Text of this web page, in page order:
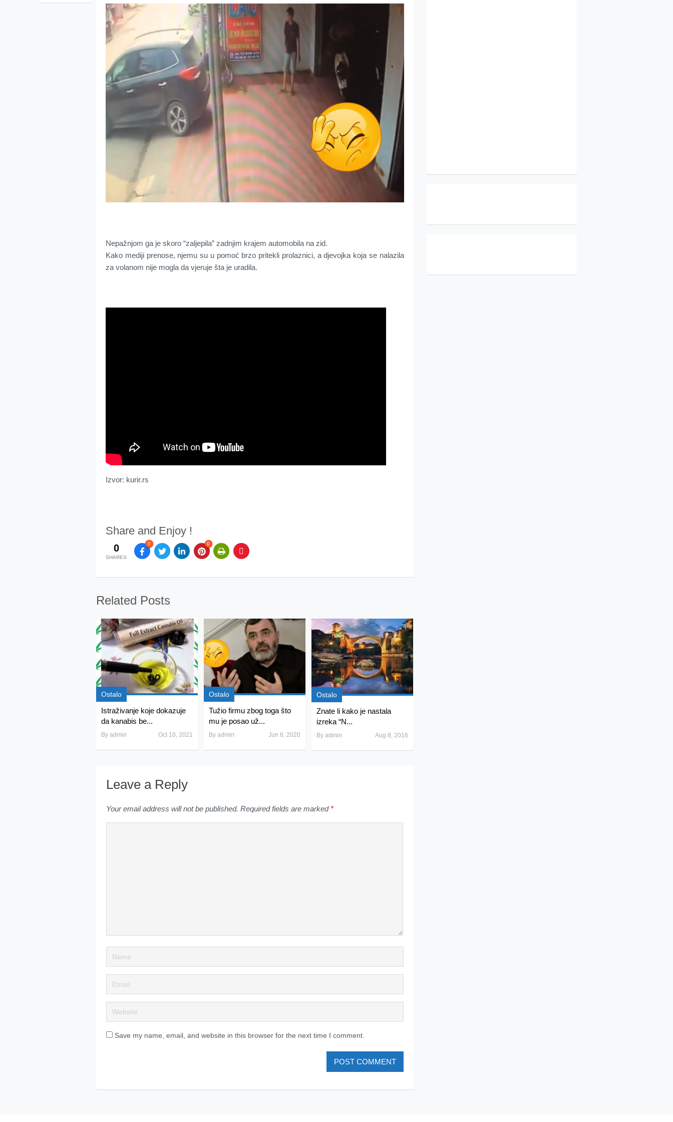
Nepažnjom ga je skoro “zaljepila” zadnjim krajem automobila na zid.
Kako mediji prenose, njemu su u pomoć brzo pritekli prolaznici, a djevojka koja se nalazila
za volanom nije mogla da vjeruje šta je uradila.
Izvor: kurir.rs
Share and Enjoy !
0
SHARES
0 0
Related Posts
Ostalo
Istraživanje koje dokazuje
da kanabis be...
By admin Oct 10, 2021
Ostalo
Tužio firmu zbog toga što
mu je posao už...
By admin Jun 6, 2020
Ostalo
Znate li kako je nastala
izreka “N...
By admin Aug 8, 2016
Leave a Reply
Your email address will not be published. Required fields are marked *
Save my name, email, and website in this browser for the next time I comment.